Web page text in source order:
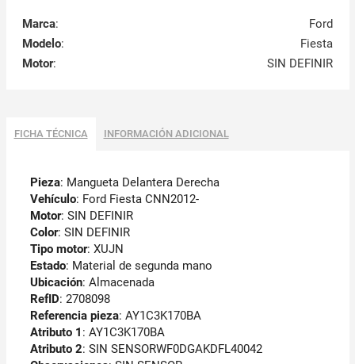
Marca:
Ford
Modelo:
Fiesta
Motor: SIN DEFINIR
FICHA TÉCNICA INFORMACIÓN ADICIONAL
Pieza: Mangueta Delantera Derecha
Vehículo: Ford Fiesta CNN2012-
Motor: SIN DEFINIR
Color: SIN DEFINIR
Tipo motor: XUJN
Estado: Material de segunda mano
Ubicación: Almacenada
RefID: 2708098
Referencia pieza: AY1C3K170BA
Atributo 1 : AY1C3K170BA
Atributo 2: SIN SENSORWF0DGAKDFL40042